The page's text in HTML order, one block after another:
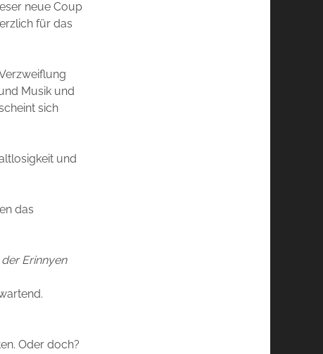
neue Coup
für das
Musik und
sich
und
das
Erinnyen
Oder doch?